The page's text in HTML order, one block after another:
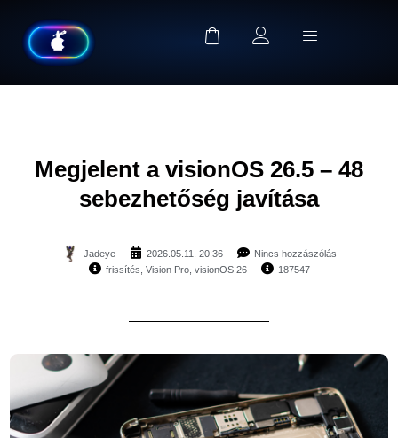
Megjelent a visionOS 26.5 – 48
sebezhetőség javítása
Jadeye 2026.05.11. 20:36
Nincs hozzászólás
frissítés Vision Pro, visionOS 26 187547